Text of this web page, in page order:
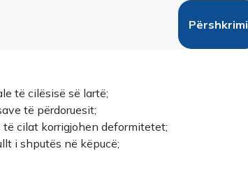
Përshkrimi
të cilësisë së lartë;
të përdoruesit;
cilat korrigjohen deformitetet;
i shputës në këpucë;